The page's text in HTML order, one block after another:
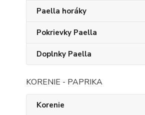
Paella horáky
Pokrievky Paella
Doplnky Paella
KORENIE - PAPRIKA
Korenie